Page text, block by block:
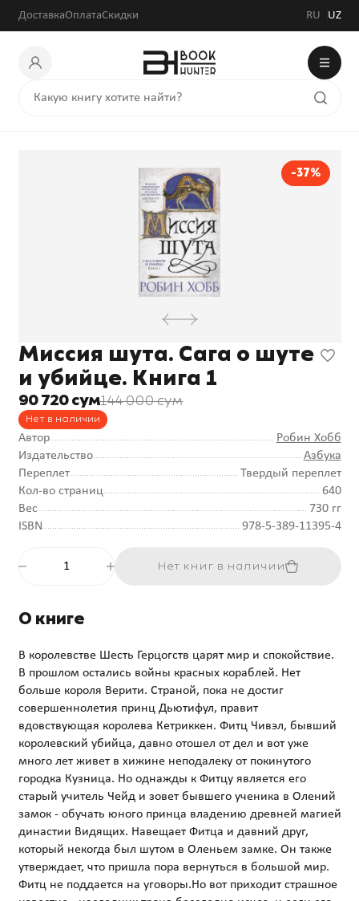
ДоставкаОплатаСкидки RU UZ
-37%
Миссия шута. Сага о шуте
и убийце. Книга 1
90 720 сум144 000 сум
Нет в наличии
Автор
Робин Хобб
Издательство
Азбука
Переплет
Твердый переплет
Кол-во страниц
640
Вес
730 гг
ISBN
978-5-389-11395-4
Нет книг в наличии
О книге
В королевстве Шесть Герцогств царят мир и спокойствие.
В прошлом остались войны красных кораблей. Нет
больше короля Верити. Страной, пока не достиг
совершеннолетия принц Дьютифул, правит
вдовствующая королева Кетриккен. Фитц Чивэл, бывший
королевский убийца, давно отошел от дел и вот уже
много лет живет в хижине неподалеку от покинутого
городка Кузница. Но однажды к Фитцу является его
старый учитель Чейд и зовет бывшего ученика в Олений
замок - обучать юного принца владению древней магией
династии Видящих. Навещает Фитца и давний друг,
который некогда был шутом в Оленьем замке. Он также
утверждает, что пришла пора вернуться в большой мир.
Фитц не поддается на уговоры.Но вот приходит страшное